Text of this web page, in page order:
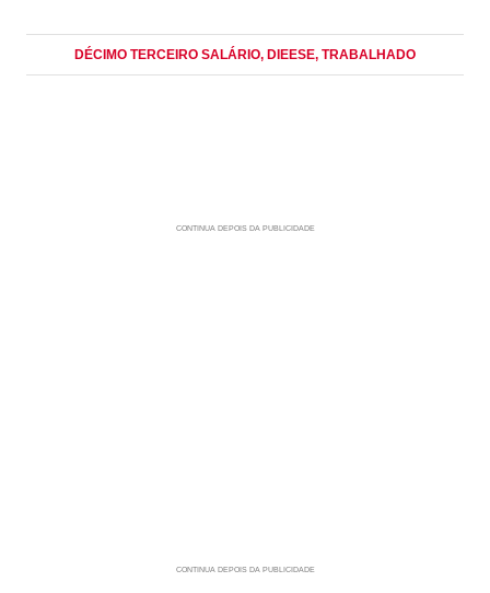
DÉCIMO TERCEIRO SALÁRIO, DIEESE, TRABALHADO